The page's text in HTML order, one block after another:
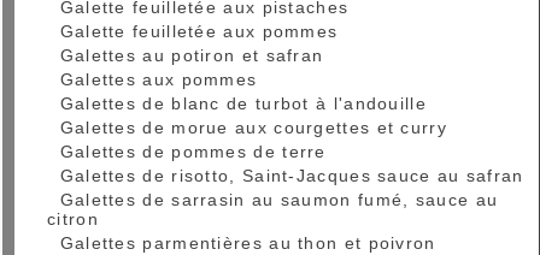
Galette feuilletée aux pistaches
Galette feuilletée aux pommes
Galettes au potiron et safran
Galettes aux pommes
Galettes de blanc de turbot à l'andouille
Galettes de morue aux courgettes et curry
Galettes de pommes de terre
Galettes de risotto, Saint-Jacques sauce au safran
Galettes de sarrasin au saumon fumé, sauce au
citron
Galettes parmentières au thon et poivron